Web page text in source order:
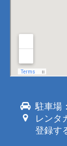
駐車場
レンタ
登録す